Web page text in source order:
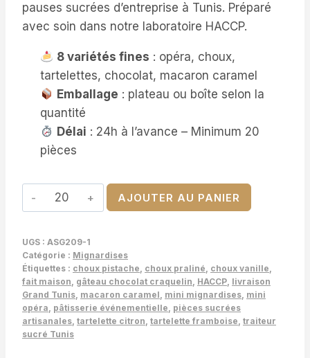
pauses sucrées d’entreprise à Tunis. Préparé
avec soin dans notre laboratoire HACCP.
8 variétés fines : opéra, choux,
tartelettes, chocolat, macaron caramel
Emballage : plateau ou boîte selon la
quantité
Délai : 24h à l’avance – Minimum 20
pièces
quantité
de
Mini
Mignardises
–
Sélection
Gourmande
AJOUTER AU PANIER
UGS : ASG209-1
Catégorie : Mignardises
Étiquettes : choux pistache, choux praliné, choux vanille,
fait maison, gâteau chocolat craquelin, HACCP, livraison
Grand Tunis, macaron caramel, mini mignardises, mini
opéra, pâtisserie événementielle, pièces sucrées
artisanales, tartelette citron, tartelette framboise, traiteur
sucré Tunis